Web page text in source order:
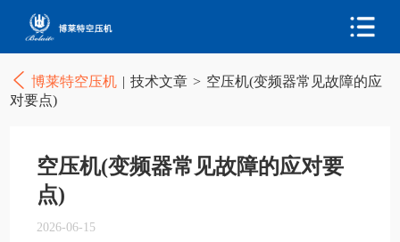
博莱特空压机 | 技术文章 > 空压机(变频器常见故障的应
对要点)
空压机(变频器常见故障的应对要
点)
2026-06-15